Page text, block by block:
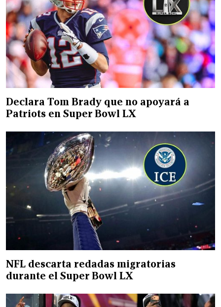
Declara Tom Brady que no apoyará a
Patriots en Super Bowl LX
NFL descarta redadas migratorias
durante el Super Bowl LX